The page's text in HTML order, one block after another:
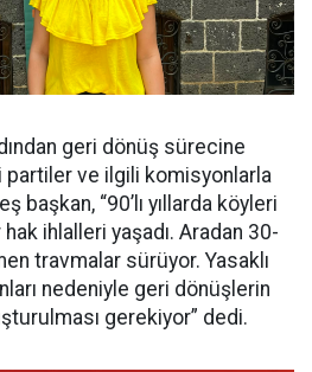
geri dönüş sürecine
ve ilgili komisyonlarla
başkan, “90’lı yıllarda köyleri
hak ihlalleri yaşadı. Aradan 30-
travmalar sürüyor. Yasaklı
nedeniyle geri dönüşlerin
gerekiyor” dedi.